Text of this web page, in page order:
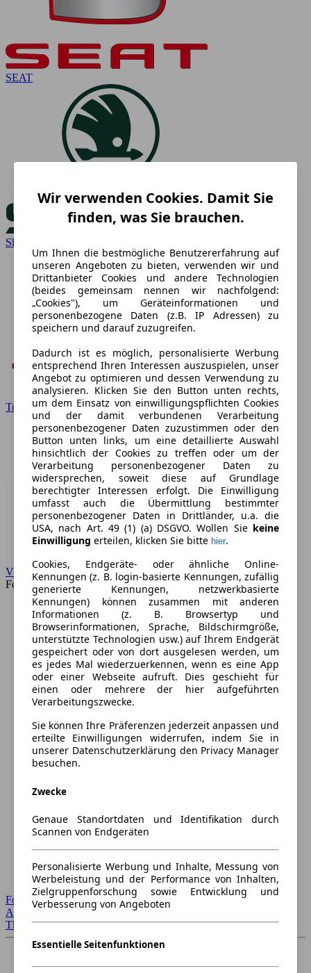
SEAT
Skoda
Toyota
VW
Forum
Forum Startseite
Alle Auto-Foren
Themen-Forum
Wir verwenden Cookies. Damit Sie
finden, was Sie brauchen.
Um Ihnen die bestmögliche Benutzererfahrung auf
unseren Angeboten zu bieten, verwenden wir und
Drittanbieter Cookies und andere Technologien
(beides gemeinsam nennen wir nachfolgend:
„Cookies"), um Geräteinformationen und
personenbezogene Daten (z.B. IP Adressen) zu
speichern und darauf zuzugreifen.
Dadurch ist es möglich, personalisierte Werbung
entsprechend Ihren Interessen auszuspielen, unser
Angebot zu optimieren und dessen Verwendung zu
analysieren. Klicken Sie den Button unten rechts,
um dem Einsatz von einwilligungspflichten Cookies
und der damit verbundenen Verarbeitung
personenbezogener Daten zuzustimmen oder den
Button unten links, um eine detaillierte Auswahl
hinsichtlich der Cookies zu treffen oder um der
Verarbeitung personenbezogener Daten zu
widersprechen, soweit diese auf Grundlage
berechtigter Interessen erfolgt. Die Einwilligung
umfasst auch die Übermittlung bestimmter
personenbezogener Daten in Drittländer, u.a. die
USA, nach Art. 49 (1) (a) DSGVO. Wollen Sie keine
Einwilligung erteilen, klicken Sie bitte hier.
Cookies, Endgeräte- oder ähnliche Online-
Kennungen (z. B. login-basierte Kennungen, zufällig
generierte Kennungen, netzwerkbasierte
Kennungen) können zusammen mit anderen
Informationen (z. B. Browsertyp und
Browserinformationen, Sprache, Bildschirmgröße,
unterstützte Technologien usw.) auf Ihrem Endgerät
gespeichert oder von dort ausgelesen werden, um
es jedes Mal wiederzuerkennen, wenn es eine App
oder einer Webseite aufruft. Dies geschieht für
einen oder mehrere der hier aufgeführten
Verarbeitungszwecke.
Sie können Ihre Präferenzen jederzeit anpassen und
erteilte Einwilligungen widerrufen, indem Sie in
unserer Datenschutzerklärung den Privacy Manager
besuchen.
Zwecke
Genaue Standortdaten und Identifikation durch
Scannen von Endgeräten
Personalisierte Werbung und Inhalte, Messung von
Werbeleistung und der Performance von Inhalten,
Zielgruppenforschung sowie Entwicklung und
Verbesserung von Angeboten
Essentielle Seitenfunktionen